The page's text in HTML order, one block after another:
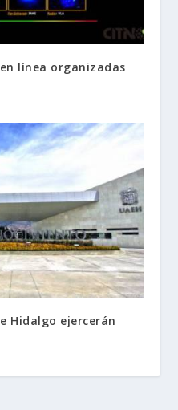
línea organizadas
Hidalgo ejercerán